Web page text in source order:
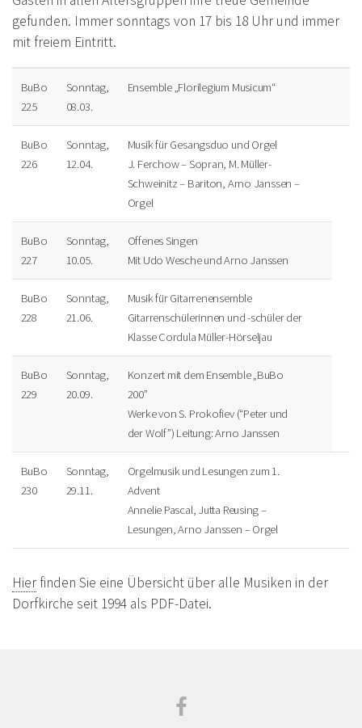
gefunden. Immer sonntags von 17 bis 18 Uhr und immer
mit freiem Eintritt.
BuBo
225
Sonntag,
08.03.
Ensemble „Florilegium Musicum“
BuBo
226
Sonntag,
12.04.
Musik für Gesangsduo und Orgel
J. Ferchow – Sopran, M. Müller-
Schweinitz – Bariton, Arno Janssen –
Orgel
BuBo
227
Sonntag,
10.05.
Offenes Singen
Mit Udo Wesche und Arno Janssen
BuBo
228
Sonntag,
21.06.
Musik für Gitarrenensemble
Gitarrenschülerinnen und -schüler der
Klasse Cordula Müller-Hörseljau
BuBo
229
Sonntag,
20.09.
Konzert mit dem Ensemble „BuBo
200”
Werke von S. Prokofiev (“Peter und
der Wolf”) Leitung: Arno Janssen
BuBo
230
Sonntag,
29.11.
Orgelmusik und Lesungen zum 1.
Advent
Annelie Pascal, Jutta Reusing –
Lesungen, Arno Janssen – Orgel
Hierfinden Sie eine Übersicht über alle Musiken in der
Dorfkirche seit 1994 als PDF-Datei.